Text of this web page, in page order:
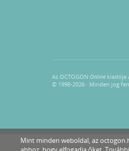
Az OCTOGON Online kiadója
© 1998-2026 · Minden jog
Mint minden weboldal, az